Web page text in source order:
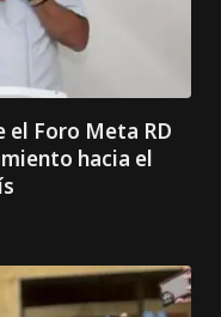
el Foro Meta RD
hacia el